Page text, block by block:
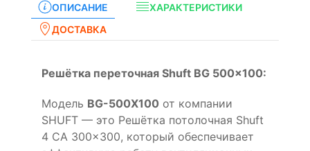
ОПИСАНИЕ
ХАРАКТЕРИСТИКИ
ДОСТАВКА
Решётка переточная Shuft BG 500x100:
Модель BG-500X100 от компании
SHUFT — это Решётка потолочная Shuft
4 CA 300x300, который обеспечивает